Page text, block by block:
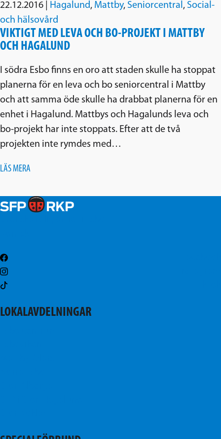
22.12.2016 Hagalund, Mattby, Seniorcentral, Social-
och hälsovård
VIKTIGT MED LEVA OCH BO-PROJEKT I MATTBY
OCH HAGALUND
I södra Esbo finns en oro att staden skulle ha stoppat
planerna för en leva och bo seniorcentral i Mattby
och att samma öde skulle ha drabbat planerna för en
enhet i Hagalund. Mattbys och Hagalunds leva och
bo-projekt har inte stoppats. Efter att de två
projekten inte rymdes med…
LÄS MERA
LOKALAVDELNINGAR